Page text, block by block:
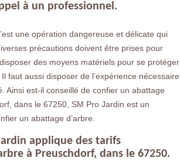
à un professionnel.
une opération dangereuse et délicate qui
précautions doivent être prises pour
des moyens matériels pour se protéger
faut aussi disposer de l’expérience nécessaire
Ainsi est-il conseillé de confier un abattage
dans le 67250, SM Pro Jardin est un
un abattage d’arbre.
applique des tarifs
à Preuschdorf, dans le 67250.